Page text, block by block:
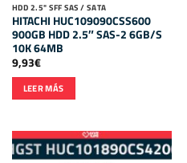
HDD 2.5" SFF SAS / SATA
HITACHI HUC109090CSS600
900GB HDD 2.5″ SAS-2 6GB/S
10K 64MB
9,93€
LEER MÁS